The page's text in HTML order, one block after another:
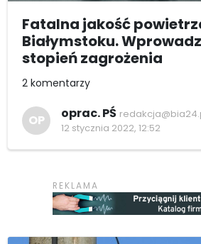
Fatalna jakość
Białymstoku.
stopień zagrożenia
2 komentarzy
OP oprac. PŚ
12 stycznia 2022, 12:52